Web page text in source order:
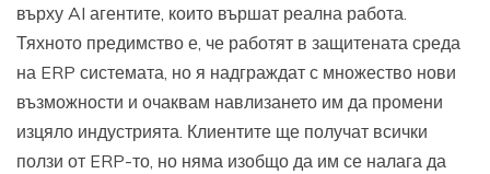
върху AI агентите, които вършат реална работа.
Тяхното предимство е, че работят в защитената среда
на ERP системата, но я надграждат с множество нови
възможности и очаквам навлизането им да промени
изцяло индустрията. Клиентите ще получат всички
ползи от ERP-то, но няма изобщо да им се налага да